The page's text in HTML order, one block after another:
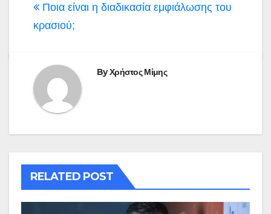
Ποια είναι η διαδικασία εμφιάλωσης του
κρασιού;
ByΧρήστος Μίμης
RELATED POST